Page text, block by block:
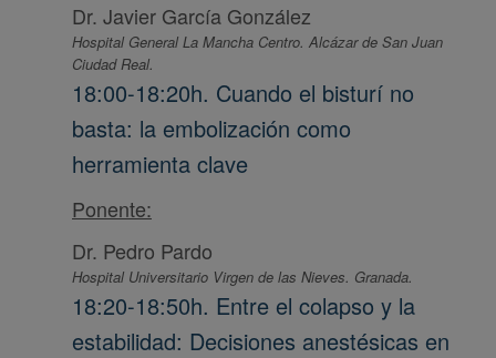
Dr. Javier García González
Hospital General La Mancha Centro. Alcázar de San Juan
Ciudad Real.
18:00-18:20h. Cuando el bisturí no
basta: la embolización como
herramienta clave
Ponente:
Dr. Pedro Pardo
Hospital Universitario Virgen de las Nieves. Granada.
18:20-18:50h. Entre el colapso y la
estabilidad: Decisiones anestésicas en